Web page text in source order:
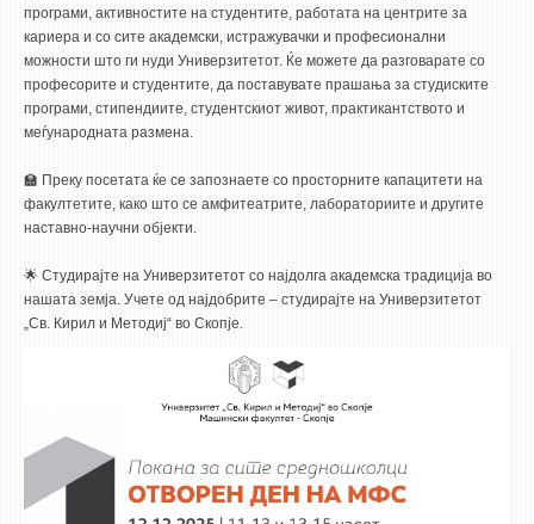
програми, активностите на студентите, работата на центрите за
кариера и со сите академски, истражувачки и професионални
можности што ги нуди Универзитетот. Ќе можете да разговарате со
професорите и студентите, да поставувате прашања за студиските
програми, стипендиите, студентскиот живот, практикантството и
меѓународната размена.
🏫 Преку посетата ќе се запознаете со просторните капацитети на
факултетите, како што се амфитеатрите, лабораториите и другите
наставно-научни објекти.
🌟 Студирајте на Универзитетот со најдолга академска традиција во
нашата земја. Учете од најдобрите – студирајте на Универзитетот
„Св. Кирил и Методиј“ во Скопје.